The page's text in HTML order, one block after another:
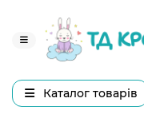
Каталог товарів